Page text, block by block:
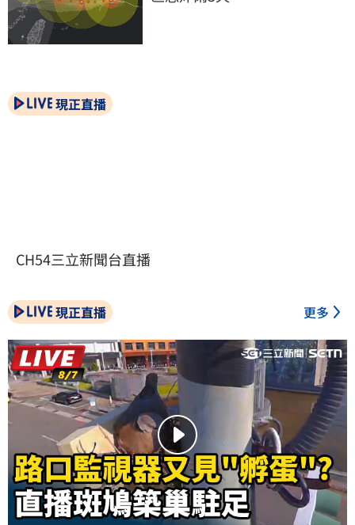
現正直播
CH54三立新聞台直播
現正直播 更多